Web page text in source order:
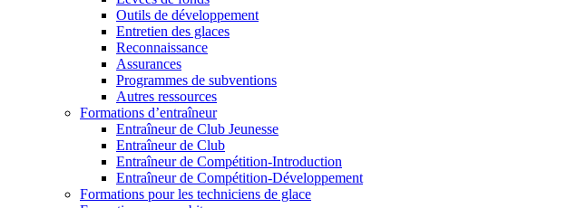
Outils de développement
Entretien des glaces
Reconnaissance
Assurances
Programmes de subventions
Autres ressources
Formations d’entraîneur
Entraîneur de Club Jeunesse
Entraîneur de Club
Entraîneur de Compétition-Introduction
Entraîneur de Compétition-Développement
Formations pour les techniciens de glace